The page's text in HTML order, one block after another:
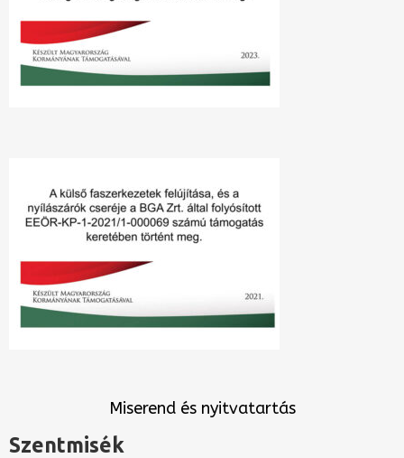
Miserend és nyitvatartás
Szentmisék